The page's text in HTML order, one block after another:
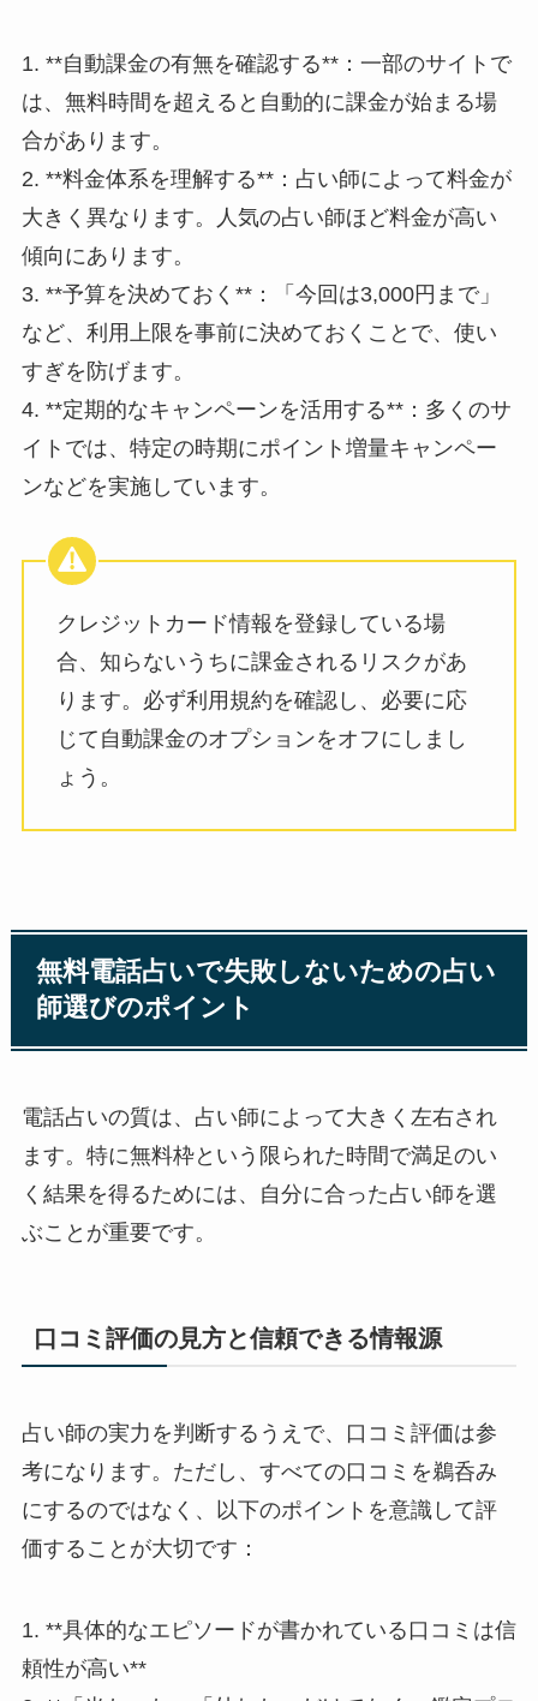
1. **自動課金の有無を確認する**：一部のサイトで
は、無料時間を超えると自動的に課金が始まる場
合があります。
2. **料金体系を理解する**：占い師によって料金が
大きく異なります。人気の占い師ほど料金が高い
傾向にあります。
3. **予算を決めておく**：「今回は3,000円まで」
など、利用上限を事前に決めておくことで、使い
すぎを防げます。
4. **定期的なキャンペーンを活用する**：多くのサ
イトでは、特定の時期にポイント増量キャンペー
ンなどを実施しています。
クレジットカード情報を登録している場
合、知らないうちに課金されるリスクがあ
ります。必ず利用規約を確認し、必要に応
じて自動課金のオプションをオフにしまし
ょう。
無料電話占いで失敗しないための占い
師選びのポイント
電話占いの質は、占い師によって大きく左右され
ます。特に無料枠という限られた時間で満足のい
く結果を得るためには、自分に合った占い師を選
ぶことが重要です。
口コミ評価の見方と信頼できる情報源
占い師の実力を判断するうえで、口コミ評価は参
考になります。ただし、すべての口コミを鵜呑み
にするのではなく、以下のポイントを意識して評
価することが大切です：
1. **具体的なエピソードが書かれている口コミは信
頼性が高い**